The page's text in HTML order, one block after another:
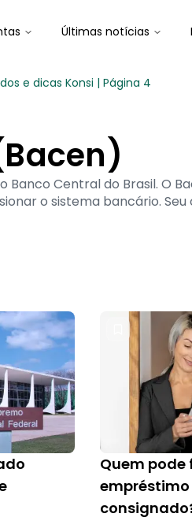
Últimas notícias
e dicas Konsi | Página 4
Central do Brasil. O
o sistema bancário.
Quem pode
empréstimo